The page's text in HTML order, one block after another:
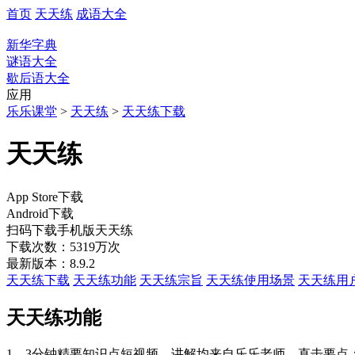
首页 天天练 成语大全
新华字典
谜语大全
歇后语大全
应用
乐乐课堂 > 天天练 > 天天练下载
天天练
App Store下载
Android下载
扫码下载手机版天天练
下载次数：5319万次
最新版本：8.9.2
天天练下载 天天练功能 天天练宗旨 天天练使用场景 天天练用
天天练功能